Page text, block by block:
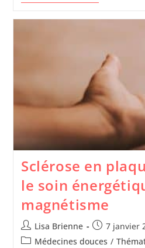
Sclérose en
le soin
magnétisme
Lisa Brienne
7 janvier
Médecines douces /